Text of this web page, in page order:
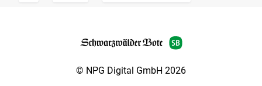
© NPG Digital GmbH 2026